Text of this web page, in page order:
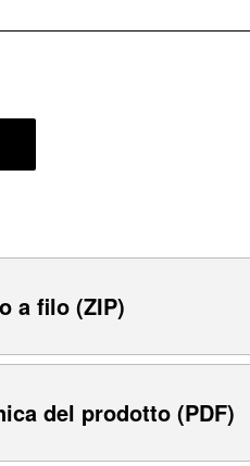
a filo (ZIP)
del prodotto (PDF)